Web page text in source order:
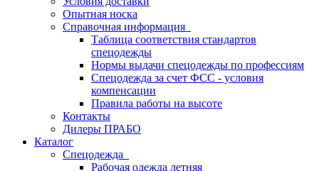
Опытная носка
Справочная информация
Таблица соответствия стандартов
спецодежды
Нормы выдачи спецодежды по профессиям
Спецодежда за счет ФСС - условия
компенсации
Правила работы на высоте
Контакты
Дилеры ПРАБО
Каталог
Спецодежда
Рабочая одежда летняя